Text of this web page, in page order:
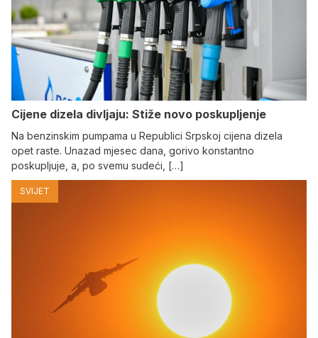
Cijene dizela divljaju: Stiže novo poskupljenje
Na benzinskim pumpama u Republici Srpskoj cijena dizela
opet raste. Unazad mjesec dana, gorivo konstantno
poskupljuje, a, po svemu sudeći, […]
SVIJET